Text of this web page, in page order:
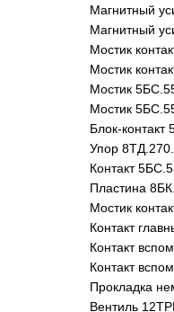
Магнитный
Магнитный
Мостик
Мостик
Мостик
Мостик
Блок-контакт
Упор
Контакт
Пластина
Мостик
Контакт
Контакт
Контакт
Прокладка
Вентиль